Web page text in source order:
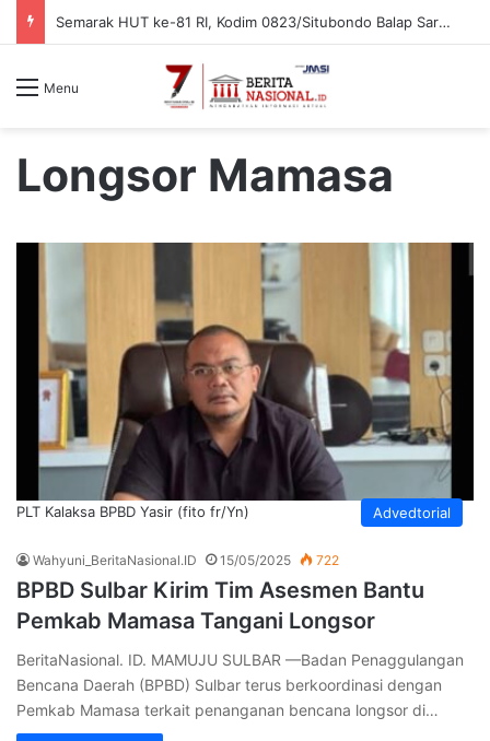
Semarak HUT ke-81 RI, Kodim 0823/Situbondo Balap Sarung Hingga Lomba Bongkar Senjata
Menu
Longsor Mamasa
Advedtorial
PLT Kalaksa BPBD Yasir (fito fr/Yn)
Wahyuni_BeritaNasional.ID 15/05/2025 722
BPBD Sulbar Kirim Tim Asesmen Bantu
Pemkab Mamasa Tangani Longsor
BeritaNasional. ID. MAMUJU SULBAR —Badan Penaggulangan
Bencana Daerah (BPBD) Sulbar terus berkoordinasi dengan
Pemkab Mamasa terkait penanganan bencana longsor di…